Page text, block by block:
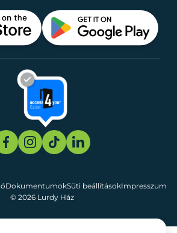
© 2026 Lurdy Ház
DokumentumokSüti beállításokImpresszum